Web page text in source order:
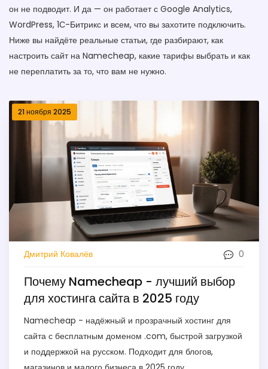
он не подводит. И да — он работает с Google Analytics,
WordPress, 1С-Битрикс и всем, что вы захотите подключить.
Ниже вы найдёте реальные статьи, где разбирают, как
настроить сайт на Namecheap, какие тарифы выбрать и как
не переплатить за то, что вам не нужно.
21 ноября 2025
Дмитрий Ковалёв 0
Почему Namecheap - лучший выбор
для хостинга сайта в 2025 году
Namecheap - надёжный и прозрачный хостинг для
сайта с бесплатным доменом .com, быстрой загрузкой
и поддержкой на русском. Подходит для блогов,